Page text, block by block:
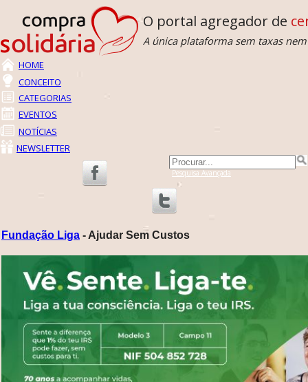
O portal agregador de
A única plataforma sem taxas
HOME
CONCEITO
CATEGORIAS
EVENTOS
NOTÍCIAS
NEWSLETTER
Pesquisa Avançada
Fundação Liga - Ajudar Sem Custos